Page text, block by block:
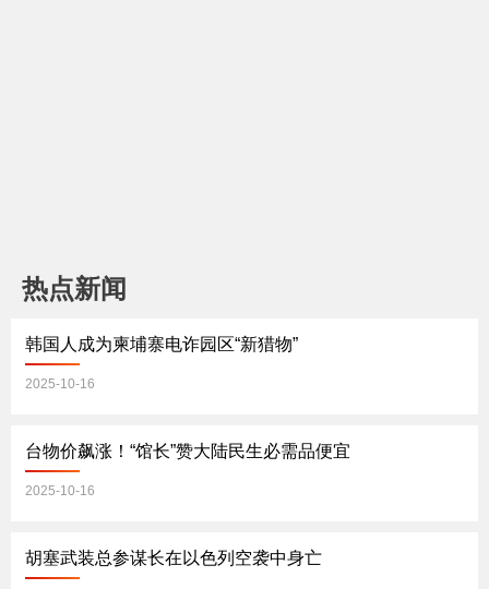
热点新闻
韩国人成为柬埔寨电诈园区“新猎物”
2025-10-16
台物价飙涨！“馆长”赞大陆民生必需品便宜
2025-10-16
胡塞武装总参谋长在以色列空袭中身亡